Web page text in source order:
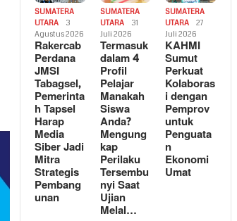
SUMATERA
UTARA
3
Agustus 2026
Rakercab
Perdana
JMSI
Tabagsel,
Pemerinta
h Tapsel
Harap
Media
Siber Jadi
Mitra
Strategis
Pembang
unan
SUMATERA
UTARA
31
Juli 2026
Termasuk
dalam 4
Profil
Pelajar
Manakah
Siswa
Anda?
Mengung
kap
Perilaku
Tersembu
nyi Saat
Ujian
Melal…
SUMATERA
UTARA
27
Juli 2026
KAHMI
Sumut
Perkuat
Kolaboras
i dengan
Pemprov
untuk
Penguata
n
Ekonomi
Umat